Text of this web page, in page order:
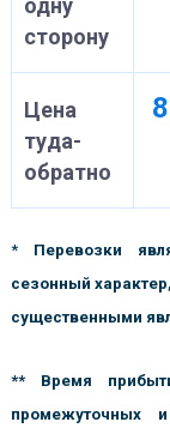
одну
сторону
Цена
туда-
обратно
* Перевозки
сезонный
существенными
** Время
промежуточных